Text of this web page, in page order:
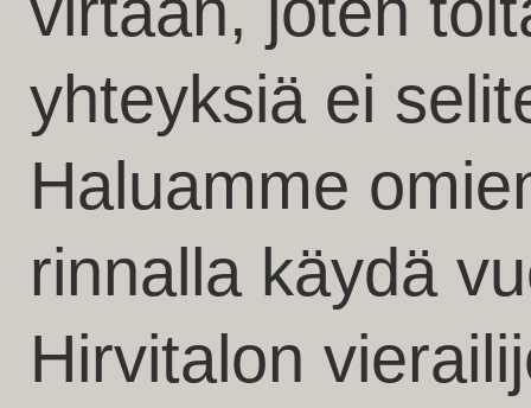
yhteyksiä ei
Haluamme
rinnalla käydä
Hirvitalon